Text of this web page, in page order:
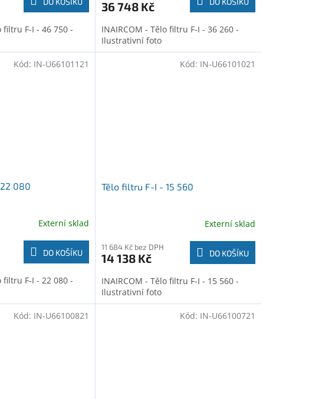
filtru F-I - 46 750 -
36 748 Kč
INAIRCOM - Tělo filtru F-I - 36 260 -
Ilustrativní foto
080
Externí sklad
DO KOŠÍKU
filtru F-I - 22 080 -
Kód: IN-U66101121
Tělo filtru F-I - 15 560
Externí sklad
11 684 Kč bez DPH
14 138 Kč DO KOŠÍKU
INAIRCOM - Tělo filtru F-I - 15 560 -
Ilustrativní foto
Kód: IN-U66101021
Kód: IN-U66100821 Kód: IN-U66100721